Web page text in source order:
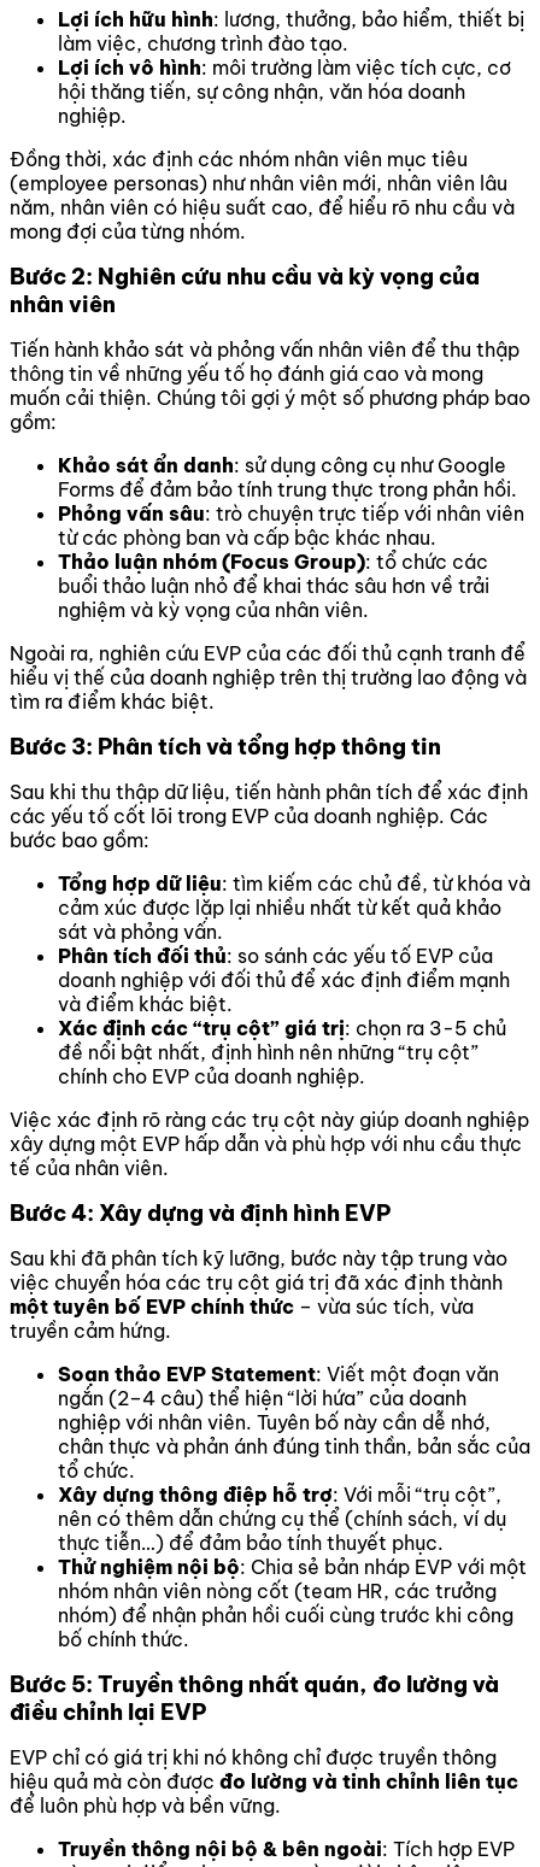
Lợi ích hữu hình: lương, thưởng, bảo hiểm, thiết bị
làm việc, chương trình đào tạo.
Lợi ích vô hình: môi trường làm việc tích cực, cơ
hội thăng tiến, sự công nhận, văn hóa doanh
nghiệp.
Đồng thời, xác định các nhóm nhân viên mục tiêu
(employee personas) như nhân viên mới, nhân viên lâu
năm, nhân viên có hiệu suất cao, để hiểu rõ nhu cầu và
mong đợi của từng nhóm.
Bước 2: Nghiên cứu nhu cầu và kỳ vọng của
nhân viên
Tiến hành khảo sát và phỏng vấn nhân viên để thu thập
thông tin về những yếu tố họ đánh giá cao và mong
muốn cải thiện. Chúng tôi gợi ý một số phương pháp bao
gồm:
Khảo sát ẩn danh: sử dụng công cụ như Google
Forms để đảm bảo tính trung thực trong phản hồi.
Phỏng vấn sâu: trò chuyện trực tiếp với nhân viên
từ các phòng ban và cấp bậc khác nhau.
Thảo luận nhóm (Focus Group): tổ chức các
buổi thảo luận nhỏ để khai thác sâu hơn về trải
nghiệm và kỳ vọng của nhân viên.
Ngoài ra, nghiên cứu EVP của các đối thủ cạnh tranh để
hiểu vị thế của doanh nghiệp trên thị trường lao động và
tìm ra điểm khác biệt.
Bước 3: Phân tích và tổng hợp thông tin
Sau khi thu thập dữ liệu, tiến hành phân tích để xác định
các yếu tố cốt lõi trong EVP của doanh nghiệp. Các
bước bao gồm:
Tổng hợp dữ liệu: tìm kiếm các chủ đề, từ khóa và
cảm xúc được lặp lại nhiều nhất từ kết quả khảo
sát và phỏng vấn.
Phân tích đối thủ: so sánh các yếu tố EVP của
doanh nghiệp với đối thủ để xác định điểm mạnh
và điểm khác biệt.
Xác định các “trụ cột” giá trị: chọn ra 3-5 chủ
đề nổi bật nhất, định hình nên những “trụ cột”
chính cho EVP của doanh nghiệp.
Việc xác định rõ ràng các trụ cột này giúp doanh nghiệp
xây dựng một EVP hấp dẫn và phù hợp với nhu cầu thực
tế của nhân viên.
Bước 4: Xây dựng và định hình EVP
Sau khi đã phân tích kỹ lưỡng, bước này tập trung vào
việc chuyển hóa các trụ cột giá trị đã xác định thành
một tuyên bố EVP chính thức – vừa súc tích, vừa
truyền cảm hứng.
Soạn thảo EVP Statement: Viết một đoạn văn
ngắn (2–4 câu) thể hiện “lời hứa” của doanh
nghiệp với nhân viên. Tuyên bố này cần dễ nhớ,
chân thực và phản ánh đúng tinh thần, bản sắc của
tổ chức.
Xây dựng thông điệp hỗ trợ: Với mỗi “trụ cột”,
nên có thêm dẫn chứng cụ thể (chính sách, ví dụ
thực tiễn…) để đảm bảo tính thuyết phục.
Thử nghiệm nội bộ: Chia sẻ bản nháp EVP với một
nhóm nhân viên nòng cốt (team HR, các trưởng
nhóm) để nhận phản hồi cuối cùng trước khi công
bố chính thức.
Bước 5: Truyền thông nhất quán, đo lường và
điều chỉnh lại EVP
EVP chỉ có giá trị khi nó không chỉ được truyền thông
hiệu quả mà còn được đo lường và tinh chỉnh liên tục
để luôn phù hợp và bền vững.
Truyền thông nội bộ & bên ngoài: Tích hợp EVP